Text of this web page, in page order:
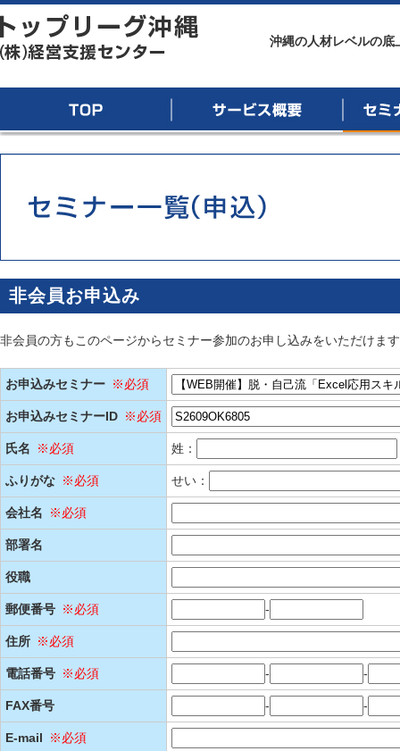
沖縄の人材レベルの底
非会員お申込み
非会員の方もこのページからセミナー参加のお申し込みをいただけま
お申込みセミナー ※必須
お申込みセミナーID ※必須
氏名 ※必須 姓：
ふりがな ※必須 せい：
会社名 ※必須
部署名
役職
郵便番号 ※必須 -
住所 ※必須
電話番号 ※必須 - -
FAX番号 - -
E-mail ※必須